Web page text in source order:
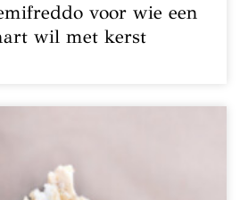
voor wie een
wil met kerst